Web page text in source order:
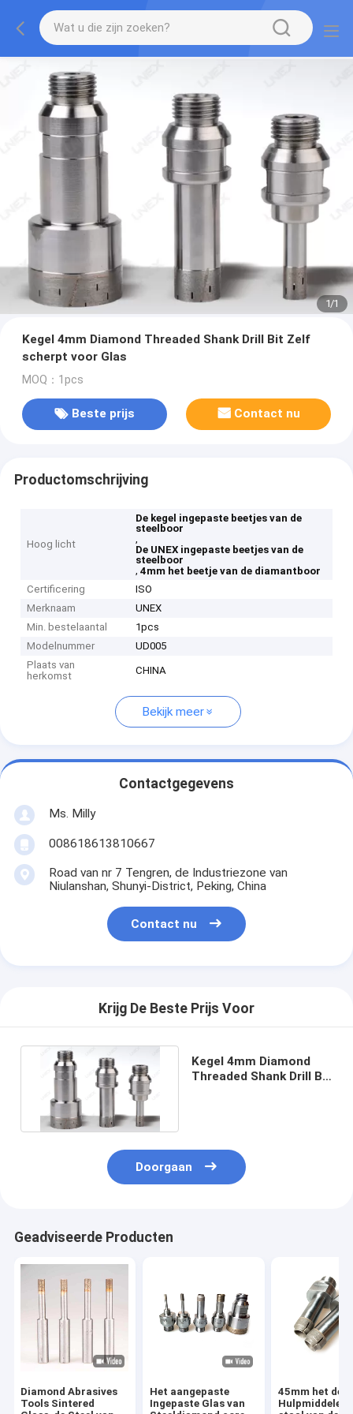
1/1
Kegel 4mm Diamond Threaded Shank Drill Bit Zelf
scherpt voor Glas
MOQ：1pcs
Beste prijs Contact nu
Productomschrijving
Hoog licht
De kegel ingepaste beetjes van de
steelboor
,
De UNEX ingepaste beetjes van de
steelboor
,4mm het beetje van de diamantboor
Certificering
ISO
Merknaam
UNEX
Min. bestelaantal
1pcs
Modelnummer
UD005
Plaats van
herkomst
CHINA
Bekijk meer
Contactgegevens
Ms. Milly
008618613810667
Road van nr 7 Tengren, de Industriezone van
Niulanshan, Shunyi-District, Peking, China
Contact nu
Krijg De Beste Prijs Voor
Kegel 4mm Diamond
Threaded Shank Drill Bit
Doorgaan
Geadviseerde Producten
Diamond Abrasives
Tools Sintered
Het aangepaste
Ingepaste Glas van
45mm het de